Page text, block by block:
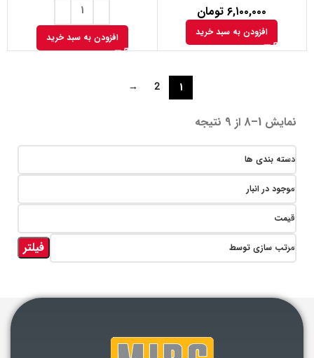
Quattro Slim ساخت
Steinel
۶,۱۰۰,۰۰۰ تومان
افزودن به سبد خرید افزودن به سبد خرید
1
2
→
نمایش 1–8 از 9 نتیجه
دسته بندی ها
موجود در انبار
قیمت
مرتب سازی توسط فیلتر